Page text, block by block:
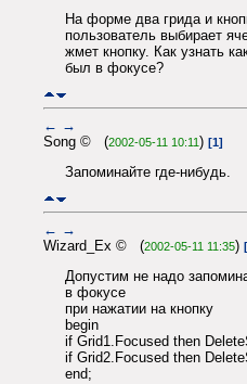
На форме два грида и
пользователь выбирает
жмет кнопку. Как узнать
был в фокусе?
← →
Song © (2002-05-11 10:11) [1]
Запоминайте где-нибудь.
← →
Wizard_Ex © (2002-05-11 11:35)
Допустим не надо
в фокусе
при нажатии на кнопку
begin
if Grid1.Focused then
if Grid2.Focused then
end;